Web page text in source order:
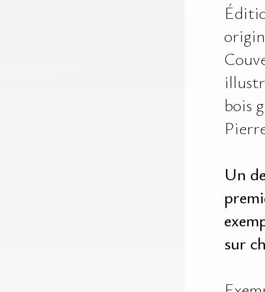
bois
Un
sur